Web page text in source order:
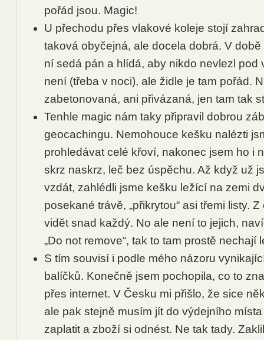
pořád jsou. Magic!
U přechodu přes vlakové koleje stojí
taková obyčejná, ale docela dobrá. V
ní sedá pán a hlídá, aby nikdo nevlezl pod
není (třeba v noci), ale židle je tam pořád.
zabetonovaná, ani přivázaná, jen tam tak
Tenhle magic nám taky připravil dobrou
geocachingu. Nemohouce kešku nalézti
prohledávat celé křoví, nakonec jsem ho i
skrz naskrz, leč bez úspěchu. Až když už
vzdát, zahlédli jsme kešku ležící na zemi
posekané trávě, „přikrytou“ asi třemi listy.
vidět snad každý. No ale není to jejich,
„Do not remove“, tak to tam prostě nechají
S tím souvisí i podle mého názoru
balíčků. Konečně jsem pochopila, co to
přes internet. V Česku mi přišlo, že sice
ale pak stejně musím jít do výdejního
zaplatit a zboží si odnést. Ne tak tady.